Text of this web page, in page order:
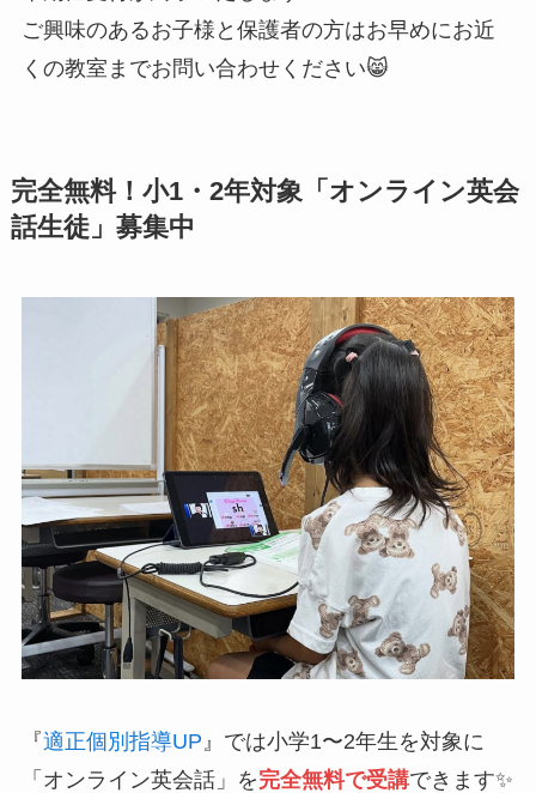
ご興味のあるお子様と保護者の方はお早めにお近
くの教室までお問い合わせください😸
完全無料！小1・2年対象「オンライン英会
話生徒」募集中
『適正個別指導UP 』では小学1〜2年生を対象に
「オンライン英会話」を完全無料で受講できます✨